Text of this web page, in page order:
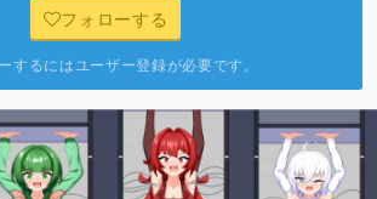
フォローする
するにはユーザー登録が必要です。